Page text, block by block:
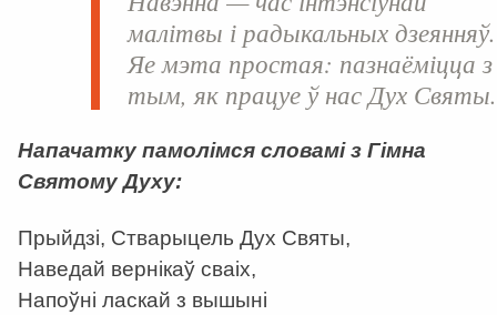
малітвы і радыкальных дзеянняў.
Яе мэта простая: пазнаёміцца з
тым, як працуе ў нас Дух Святы.
Напачатку памолімся словамі з Гімна
Святому Духу:
Прыйдзі, Стварыцель Дух Святы,
Наведай вернікаў сваіх,
Напоўні ласкай з вышыні